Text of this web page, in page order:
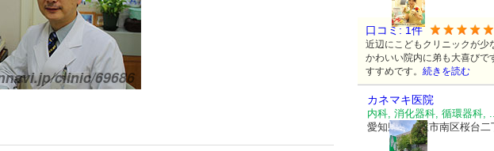
口コミ:1件
近辺にこどもクリニックが少
かわいい院内に弟も大喜びで
すすめです。 続きを読む
カネマキ医院
内科, 消化器科, 循環器科,
愛知県名古屋市南区桜台二